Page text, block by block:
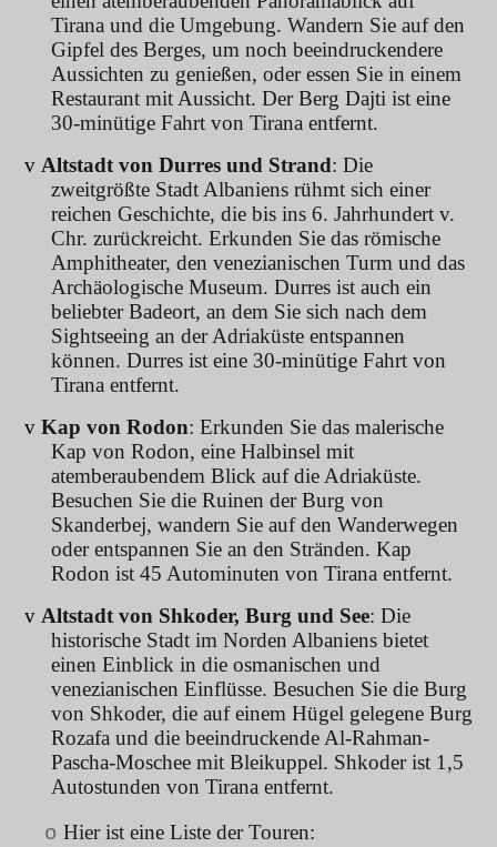
Tirana und die Umgebung. Wandern Sie auf den
Gipfel des Berges, um noch beeindruckendere
Aussichten zu genießen, oder essen Sie in einem
Restaurant mit Aussicht. Der Berg Dajti ist eine
30-minütige Fahrt von Tirana entfernt.
v Altstadt von Durres und Strand: Die
zweitgrößte Stadt Albaniens rühmt sich einer
reichen Geschichte, die bis ins 6. Jahrhundert v.
Chr. zurückreicht. Erkunden Sie das römische
Amphitheater, den venezianischen Turm und das
Archäologische Museum. Durres ist auch ein
beliebter Badeort, an dem Sie sich nach dem
Sightseeing an der Adriaküste entspannen
können. Durres ist eine 30-minütige Fahrt von
Tirana entfernt.
v Kap von Rodon: Erkunden Sie das malerische
Kap von Rodon, eine Halbinsel mit
atemberaubendem Blick auf die Adriaküste.
Besuchen Sie die Ruinen der Burg von
Skanderbej, wandern Sie auf den Wanderwegen
oder entspannen Sie an den Stränden. Kap
Rodon ist 45 Autominuten von Tirana entfernt.
v Altstadt von Shkoder, Burg und See: Die
historische Stadt im Norden Albaniens bietet
einen Einblick in die osmanischen und
venezianischen Einflüsse. Besuchen Sie die Burg
von Shkoder, die auf einem Hügel gelegene Burg
Rozafa und die beeindruckende Al-Rahman-
Pascha-Moschee mit Bleikuppel. Shkoder ist 1,5
Autostunden von Tirana entfernt.
o Hier ist eine Liste der Touren: